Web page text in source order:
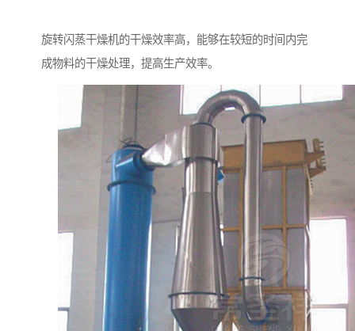
旋转闪蒸干燥机的干燥效率高，能够在较短的时间内完
成物料的干燥处理，提高生产效率。